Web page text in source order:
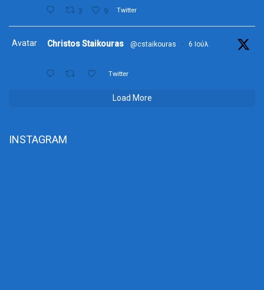
3 9 Twitter
Avatar Christos Staikouras @cstaikouras · 6 Ιούλ
Twitter
Load More
INSTAGRAM